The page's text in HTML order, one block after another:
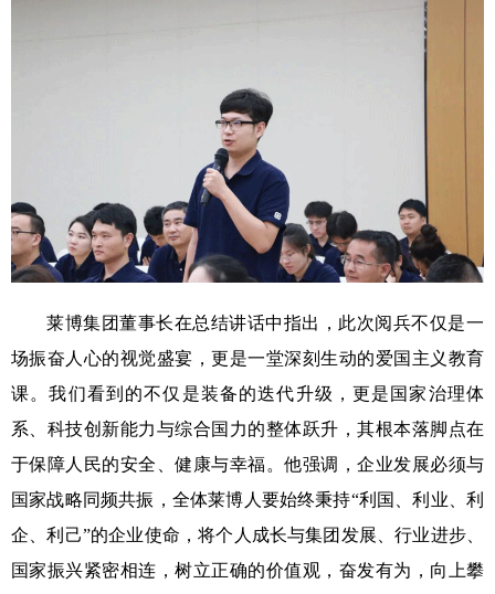
莱博集团董事长在总结讲话中指出，此次阅兵不仅是一
场振奋人心的视觉盛宴，更是一堂深刻生动的爱国主义教育
课。我们看到的不仅是装备的迭代升级，更是国家治理体
系、科技创新能力与综合国力的整体跃升，其根本落脚点在
于保障人民的安全、健康与幸福。他强调，企业发展必须与
国家战略同频共振，全体莱博人要始终秉持“利国、利业、利
企、利己”的企业使命，将个人成长与集团发展、行业进步、
国家振兴紧密相连，树立正确的价值观，奋发有为，向上攀